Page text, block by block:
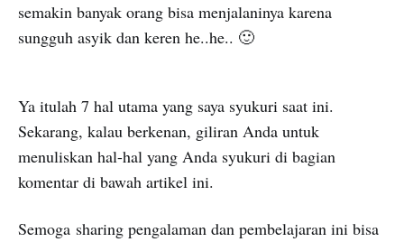
semakin banyak orang bisa menjalaninya karena
sungguh asyik dan keren he..he.. 🙂
Ya itulah 7 hal utama yang saya syukuri saat ini.
Sekarang, kalau berkenan, giliran Anda untuk
menuliskan hal-hal yang Anda syukuri di bagian
komentar di bawah artikel ini.
Semoga sharing pengalaman dan pembelajaran ini bisa